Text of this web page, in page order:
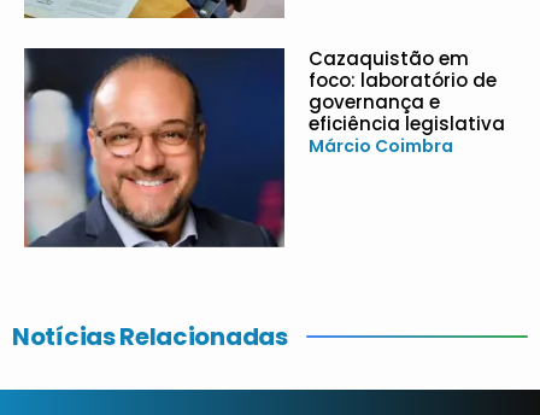
Cazaquistão em
foco: laboratório de
governança e
eficiência legislativa
Márcio Coimbra
Notícias Relacionadas